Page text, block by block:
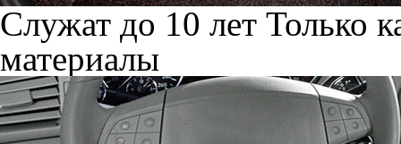
Служат до 10 лет Только
материалы